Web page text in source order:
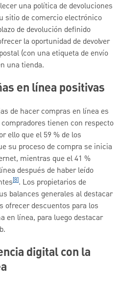
una política de devoluciones
sitio de comercio electrónico
de devolución definido
la oportunidad de devolver
(con una etiqueta de envío
una tienda.
en línea positivas
de hacer compras en línea es
tienen con respecto
ello que el 59 % de los
su proceso de compra se inicia
mientras que el 41 %
después de haber leído
[8]. Los propietarios de
balances generales al destacar
ofrecer descuentos para los
en línea, para luego destacar
digital con la